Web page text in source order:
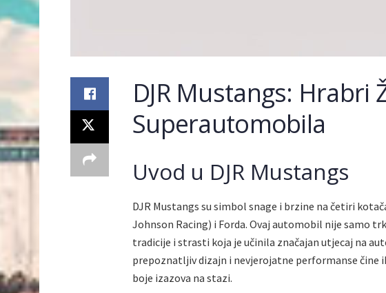
DJR Mustangs: Hrabri
Superautomobila
Uvod u DJR Mustangs
DJR Mustangs su simbol snage i brzine na četiri
Johnson Racing) i Forda. Ovaj automobil nije samo
tradicije i strasti koja je učinila značajan utjecaj na
prepoznatljiv dizajn i nevjerojatne performanse čine
boje izazova na stazi.